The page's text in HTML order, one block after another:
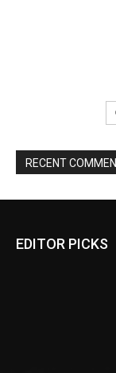
RECENT
EDITOR PICKS